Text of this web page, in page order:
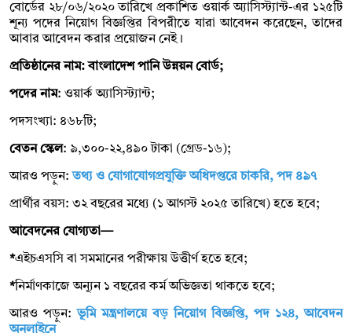
বোর্ডের ২৮/০৬/২০২০ তারিখে প্রকাশিত ওয়ার্ক অ্যাসিস্ট্যান্ট-এর ১২৫টি
শূন্য পদের নিয়োগ বিজ্ঞপ্তির বিপরীতে যারা আবেদন করেছেন, তাদের
আবার আবেদন করার প্রয়োজন নেই।
প্রতিষ্ঠানের নাম: বাংলাদেশ পানি উন্নয়ন বোর্ড;
পদের নাম: ওয়ার্ক অ্যাসিস্ট্যান্ট;
পদসংখ্যা: ৪৬৮টি;
বেতন স্কেল: ৯,৩০০-২২,৪৯০ টাকা (গ্রেড-১৬);
আরও পড়ুন:তথ্য ও যোগাযোগপ্রযুক্তি অধিদপ্তরে চাকরি, পদ ৪৯৭
প্রার্থীর বয়স: ৩২ বছরের মধ্যে (১ আগস্ট ২০২৫ তারিখে) হতে হবে;
আবেদনের যোগ্যতা—
*এইচএসসি বা সমমানের পরীক্ষায় উত্তীর্ণ হতে হবে;
*নির্মাণকাজে অন্যূন ১ বছরের কর্ম অভিজ্ঞতা থাকতে হবে;
আরও পড়ুন:ভূমি মন্ত্রণালয়ে বড় নিয়োগ বিজ্ঞপ্তি, পদ ১২৪, আবেদন
অনলাইনে